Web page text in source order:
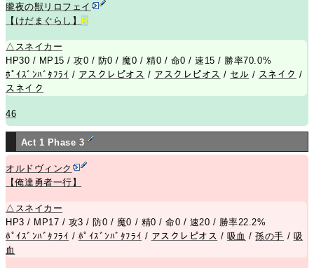
朧夜の獣リロフェイ
【けだまぐらし】
R
△ スネイカー
HP30 / MP15 / 攻0 / 防0 / 魔0 / 精0 / 命0 / 速15 / 勝率70.0%
ﾎﾟｲｽﾞﾝﾊﾞﾀﾌﾗｲ / アスクレピオス / アスクレピオス / セル / スネイク /
スネイク
46
Act 1 Phase 3
オルドヴィンク
【俺達勇者一行】
△ スネイカー
HP3 / MP17 / 攻3 / 防0 / 魔0 / 精0 / 命0 / 速20 / 勝率22.2%
ﾎﾟｲｽﾞﾝﾊﾞﾀﾌﾗｲ / ﾎﾟｲｽﾞﾝﾊﾞﾀﾌﾗｲ / アスクレピオス / 吸血 /孫の手 / 吸
血